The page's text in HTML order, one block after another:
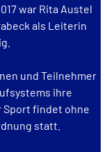
war Rita Austel
als Leiterin
und Teilnehmer
ihre
Sport findet ohne
statt.